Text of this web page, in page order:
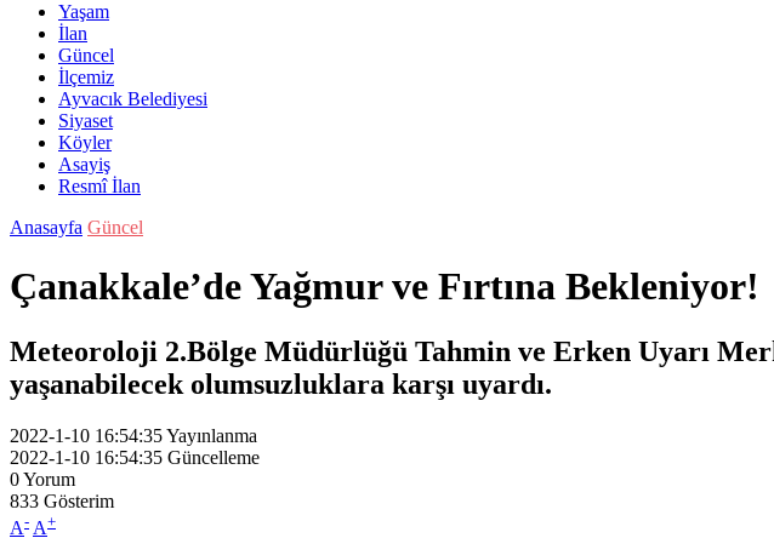
Yaşam
İlan
Güncel
İlçemiz
Ayvacık Belediyesi
Siyaset
Köyler
Asayiş
Resmî İlan
Anasayfa Güncel
Çanakkale’de Yağmur ve Fırtına Bekleniyor!
Meteoroloji 2.Bölge Müdürlüğü Tahmin ve Erken Uyarı
yaşanabilecek olumsuzluklara karşı uyardı.
2022-1-10 16:54:35Yayınlanma
2022-1-10 16:54:35 Güncelleme
0Yorum
833 Gösterim
A- A+